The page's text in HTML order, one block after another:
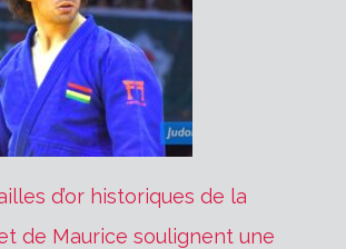
d’or historiques de la
de Maurice soulignent une